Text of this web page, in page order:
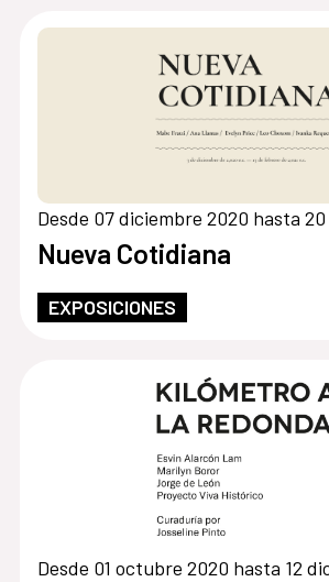
Desde 07 diciembre 2020 hasta
Nueva Cotidiana
EXPOSICIONES
Desde 01 octubre 2020 hasta 12